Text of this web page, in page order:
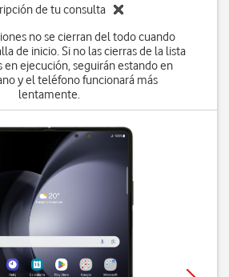
de tu consulta
no se cierran del todo cuando
de inicio. Si no las cierras de la lista
en ejecución, seguirán estando en
y el teléfono funcionará más
lentamente.